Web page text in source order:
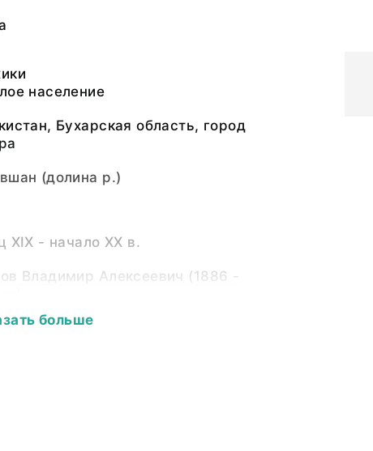
население
Бухарская область, город
(долина р.)
XIX - начало ХХ в.
Владимир Алексеевич (1886 -
медь, сталь
больше